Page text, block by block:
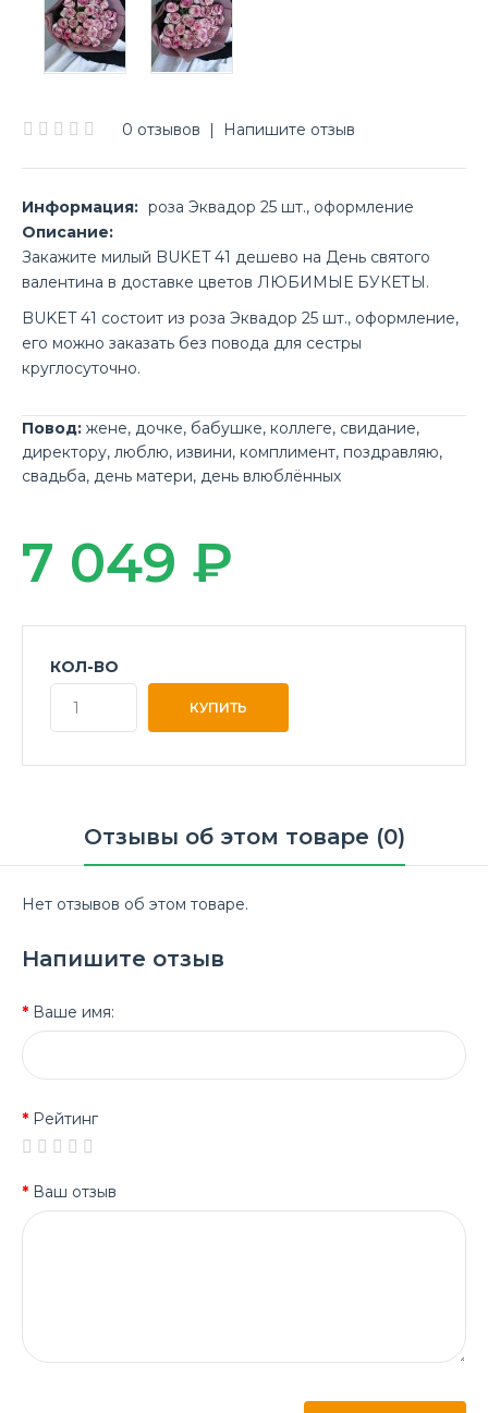
0 отзывов | Напишите отзыв
Информация: роза Эквадор 25 шт., оформление
Описание:
Закажите милый BUKET 41 дешево на День святого
валентина в доставке цветов ЛЮБИМЫЕ БУКЕТЫ.
BUKET 41 состоит из роза Эквадор 25 шт., оформление,
его можно заказать без повода для сестры
круглосуточно.
Повод: жене, дочке, бабушке, коллеге, свидание,
директору, люблю, извини, комплимент, поздравляю,
свадьба, день матери, день влюблённых
7 049 ₽
КОЛ-ВО
Отзывы об этом товаре (0)
Нет отзывов об этом товаре.
Напишите отзыв
Ваше имя:
Рейтинг
Ваш отзыв